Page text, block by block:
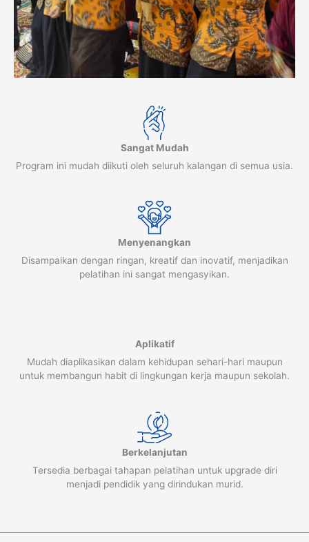
Sangat Mudah
Program ini mudah diikuti oleh seluruh kalangan di semua usia.
Menyenangkan
Disampaikan dengan ringan, kreatif dan inovatif, menjadikan
pelatihan ini sangat mengasyikan.
Aplikatif
Mudah diaplikasikan dalam kehidupan sehari-hari maupun
untuk membangun habit di lingkungan kerja maupun sekolah.
Berkelanjutan
Tersedia berbagai tahapan pelatihan untuk upgrade diri
menjadi pendidik yang dirindukan murid.